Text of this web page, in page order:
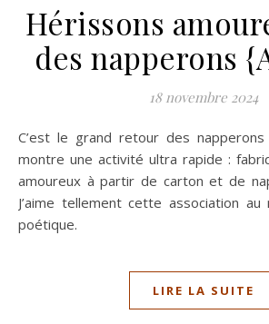
Hérissons
des napperons
18 novembre 2024
C’est le grand retour des napperons ! Ce soir, je vous
montre une activité ultra rapide :
amoureux à partir de carton et de
J’aime tellement cette association
poétique.
LIRE LA SUITE